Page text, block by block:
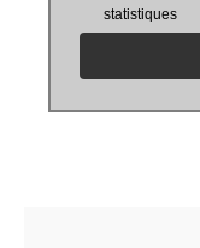
statistiques